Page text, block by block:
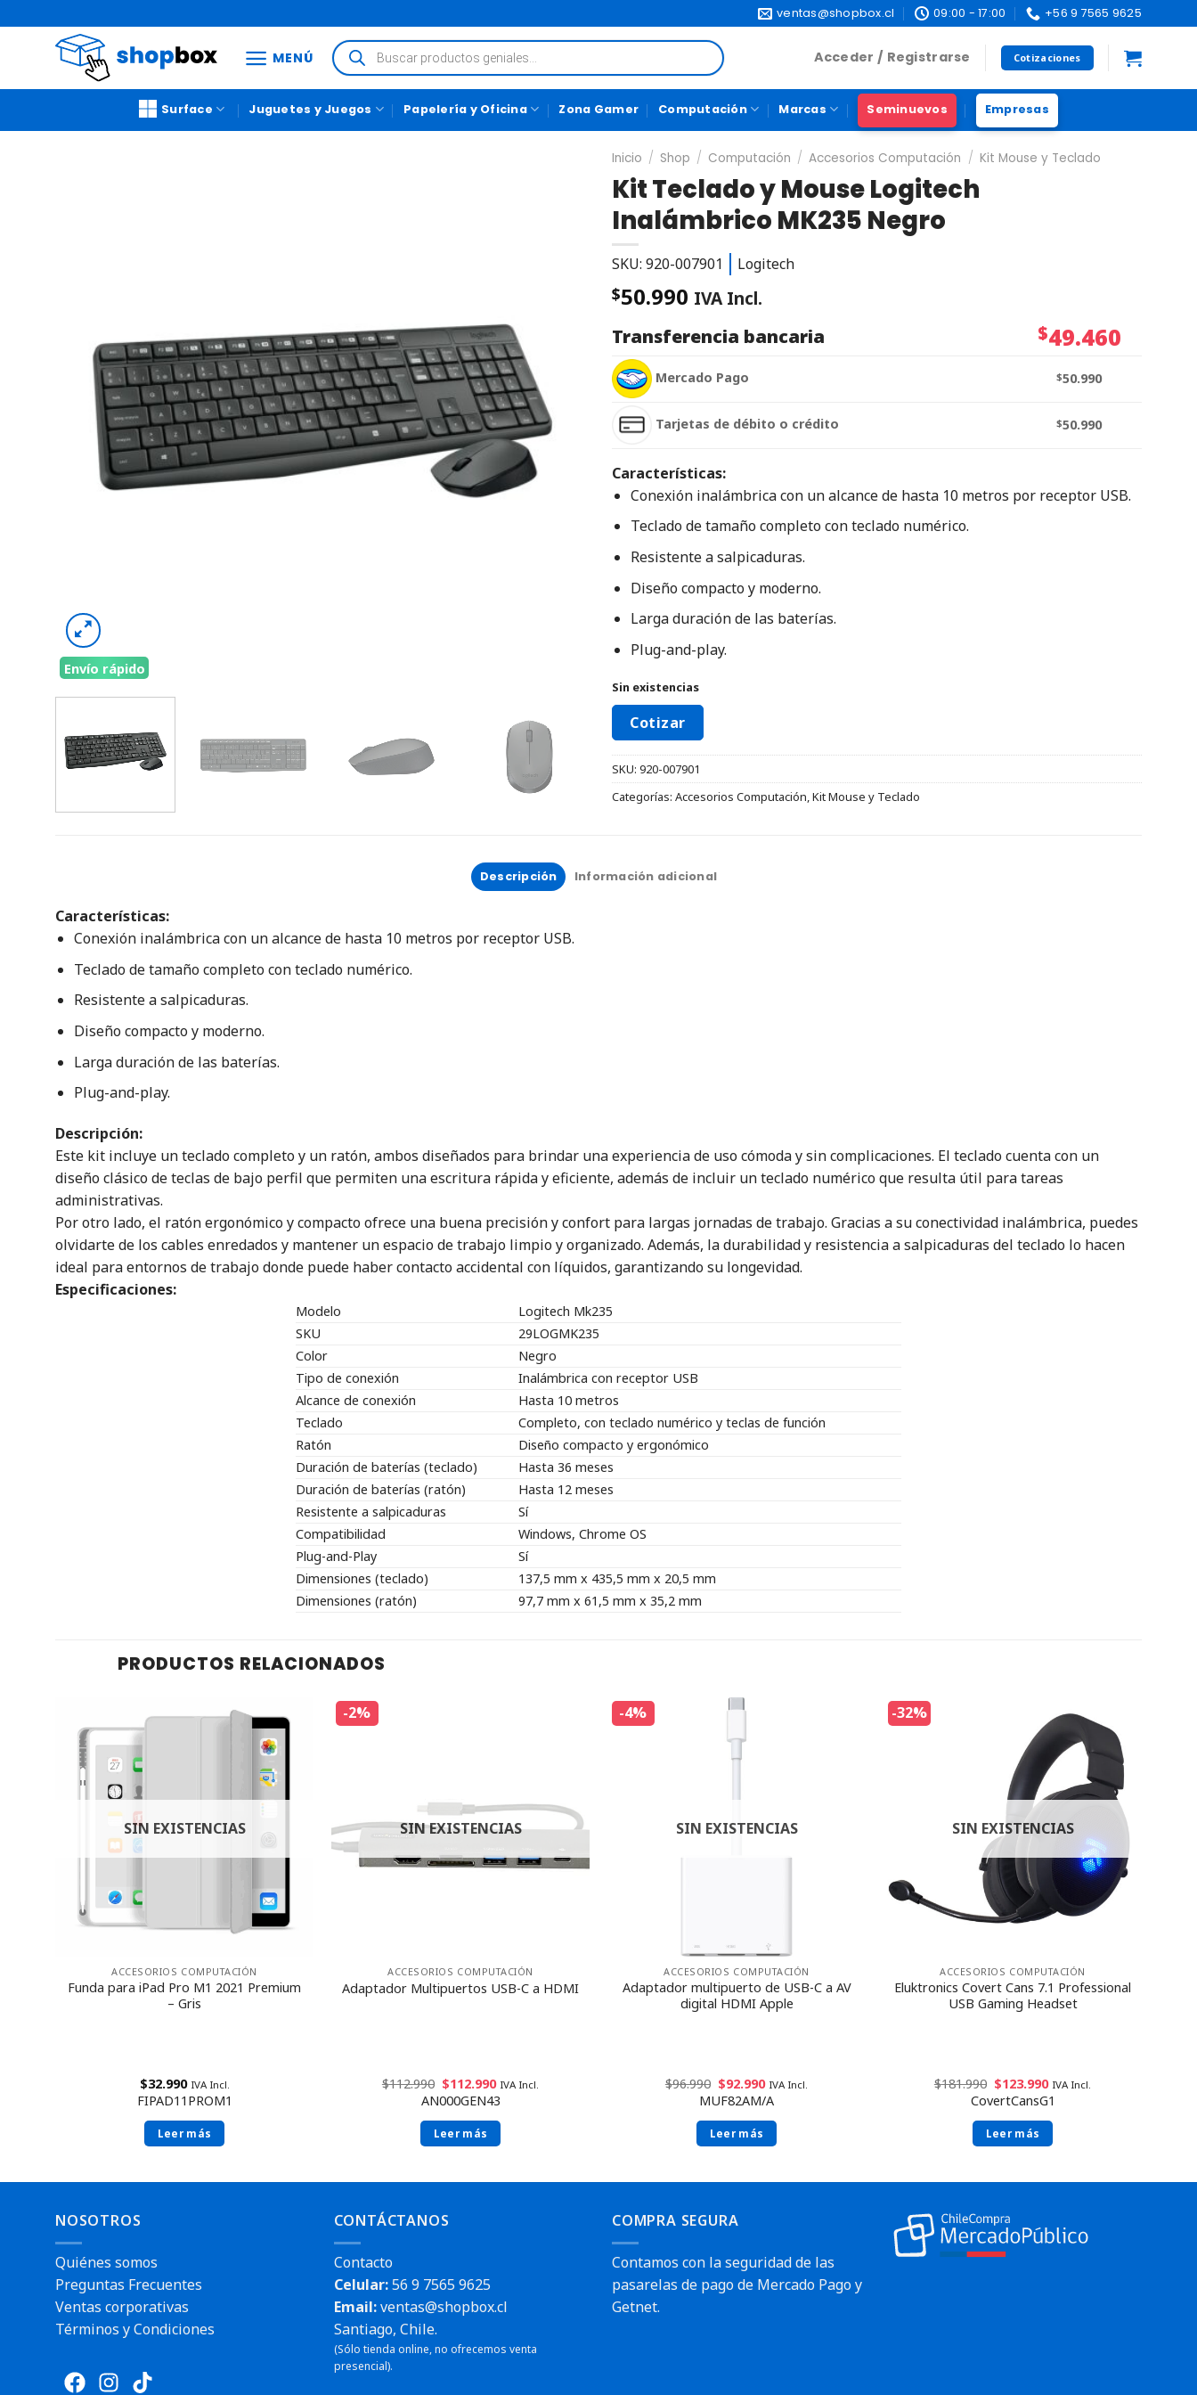
ventas@shopbox.cl 09:00 - 17:00 +56 9 7565 9625
MENÚ Acceder / Registrarse Cotizaciones
Surface Juguetes y Juegos Papelería y Oficina Zona Gamer Computación Marcas Seminuevos Empresas
Envío rápido
Inicio / Shop / Computación / Accesorios Computación / Kit Mouse y Teclado
Kit Teclado y Mouse Logitech
Inalámbrico MK235 Negro
SKU: 920-007901 Logitech
$50.990 IVA Incl.
Transferencia bancaria
$49.460
Mercado Pago $50.990
Tarjetas de débito o crédito $50.990
Características:
Conexión inalámbrica con un alcance de hasta 10 metros por receptor USB.
Teclado de tamaño completo con teclado numérico.
Resistente a salpicaduras.
Diseño compacto y moderno.
Larga duración de las baterías.
Plug-and-play.
Sin existencias
Cotizar
SKU: 920-007901
Categorías: Accesorios Computación,Kit Mouse y Teclado
Descripción Información adicional
Características:
Conexión inalámbrica con un alcance de hasta 10 metros por receptor USB.
Teclado de tamaño completo con teclado numérico.
Resistente a salpicaduras.
Diseño compacto y moderno.
Larga duración de las baterías.
Plug-and-play.
Descripción:
Este kit incluye un teclado completo y un ratón, ambos diseñados para brindar una experiencia de uso cómoda y sin complicaciones. El teclado cuenta con un
diseño clásico de teclas de bajo perfil que permiten una escritura rápida y eficiente, además de incluir un teclado numérico que resulta útil para tareas
administrativas.
Por otro lado, el ratón ergonómico y compacto ofrece una buena precisión y confort para largas jornadas de trabajo. Gracias a su conectividad inalámbrica, puedes
olvidarte de los cables enredados y mantener un espacio de trabajo limpio y organizado. Además, la durabilidad y resistencia a salpicaduras del teclado lo hacen
ideal para entornos de trabajo donde puede haber contacto accidental con líquidos, garantizando su longevidad.
Especificaciones:
Modelo
Logitech Mk235
SKU
29LOGMK235
Color
Negro
Tipo de conexión
Inalámbrica con receptor USB
Alcance de conexión
Hasta 10 metros
Teclado
Completo, con teclado numérico y teclas de función
Ratón
Diseño compacto y ergonómico
Duración de baterías (teclado)
Hasta 36 meses
Duración de baterías (ratón)
Hasta 12 meses
Resistente a salpicaduras
Sí
Compatibilidad
Windows, Chrome OS
Plug-and-Play
Sí
Dimensiones (teclado)
137,5 mm x 435,5 mm x 20,5 mm
Dimensiones (ratón)
97,7 mm x 61,5 mm x 35,2 mm
PRODUCTOS RELACIONADOS
Envío rápido
SIN EXISTENCIAS
ACCESORIOS COMPUTACIÓN
Funda para iPad Pro M1 2021 Premium
– Gris
$32.990 IVA Incl.
FIPAD11PROM1
Leer más
-2%
SIN EXISTENCIAS
ACCESORIOS COMPUTACIÓN
Adaptador Multipuertos USB-C a HDMI
$112.990 $112.990 IVA Incl.
AN000GEN43
Leer más
-4%
SIN EXISTENCIAS
ACCESORIOS COMPUTACIÓN
Adaptador multipuerto de USB-C a AV
digital HDMI Apple
$96.990 $92.990 IVA Incl.
MUF82AM/A
Leer más
-32%
SIN EXISTENCIAS
ACCESORIOS COMPUTACIÓN
Eluktronics Covert Cans 7.1 Professional
USB Gaming Headset
$181.990 $123.990 IVA Incl.
CovertCansG1
Leer más
NOSOTROS
Quiénes somos
Preguntas Frecuentes
Ventas corporativas
Términos y Condiciones
CONTÁCTANOS
Contacto
Celular:56 9 7565 9625
Email:ventas@shopbox.cl
Santiago, Chile.
(Sólo tienda online, no ofrecemos venta
presencial).
COMPRA SEGURA
Contamos con la seguridad de las
pasarelas de pago de Mercado Pago y
Getnet.